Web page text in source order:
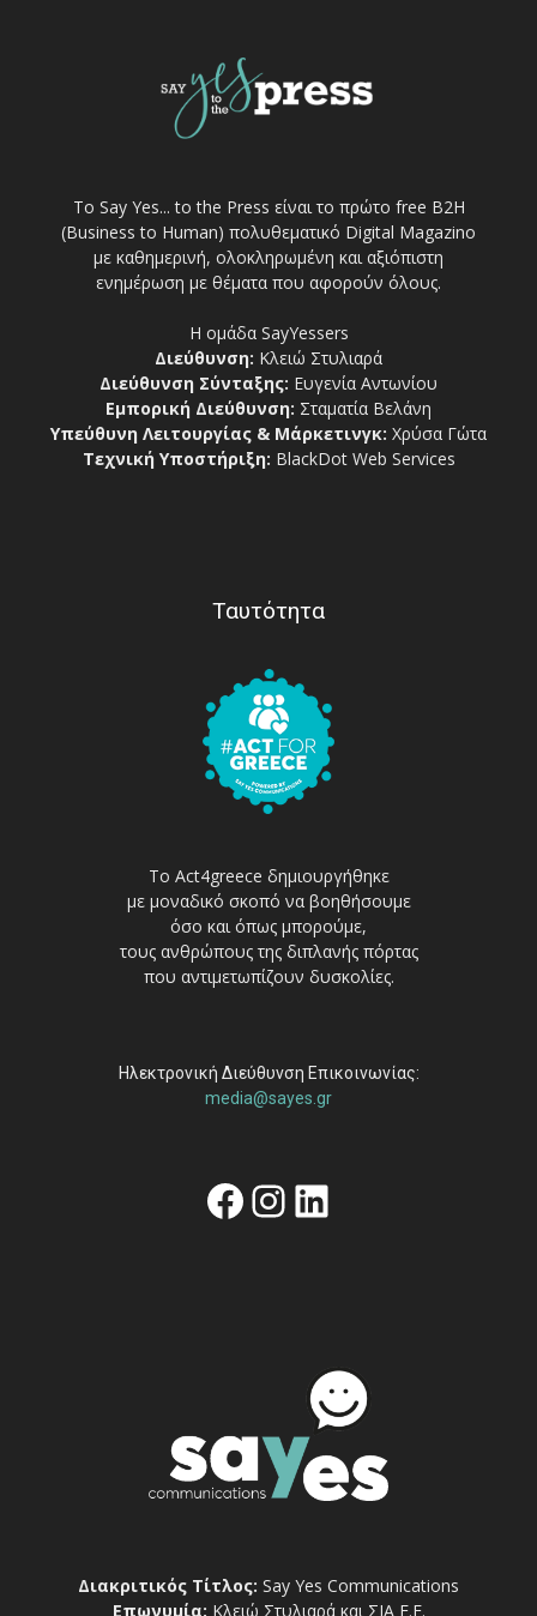
Το Say Yes... to the Press είναι το πρώτο free Β2Η
(Business to Human) πολυθεματικό Digital Magazino
με καθημερινή, ολοκληρωμένη και αξιόπιστη
ενημέρωση με θέματα που αφορούν όλους.
Η ομάδα SayYessers
Διεύθυνση: Κλειώ Στυλιαρά
Διεύθυνση Σύνταξης: Ευγενία Αντωνίου
Εμπορική Διεύθυνση: Σταματία Βελάνη
Υπεύθυνη Λειτουργίας & Μάρκετινγκ: Χρύσα Γώτα
Τεχνική Υποστήριξη: BlackDot Web Services
Ταυτότητα
Το Act4greece δημιουργήθηκε
με μοναδικό σκοπό να βοηθήσουμε
όσο και όπως μπορούμε,
τους ανθρώπους της διπλανής πόρτας
που αντιμετωπίζουν δυσκολίες.
Ηλεκτρονική Διεύθυνση Επικοινωνίας:
media@sayes.gr
Facebook
Instagram
Linkedin
Διακριτικός Τίτλος: Say Yes Communications
Επωνυμία: Κλειώ Στυλιαρά και ΣΙΑ Ε.Ε.